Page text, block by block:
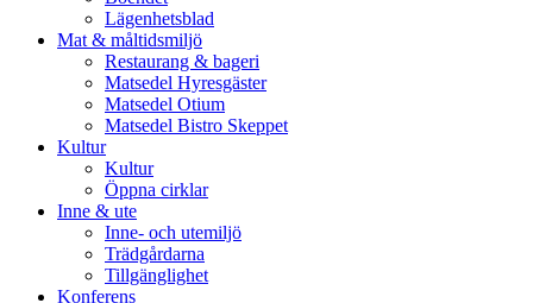
Lägenhetsblad
Mat & måltidsmiljö
Restaurang & bageri
Matsedel Hyresgäster
Matsedel Otium
Matsedel Bistro Skeppet
Kultur
Kultur
Öppna cirklar
Inne & ute
Inne- och utemiljö
Trädgårdarna
Tillgänglighet
Konferens